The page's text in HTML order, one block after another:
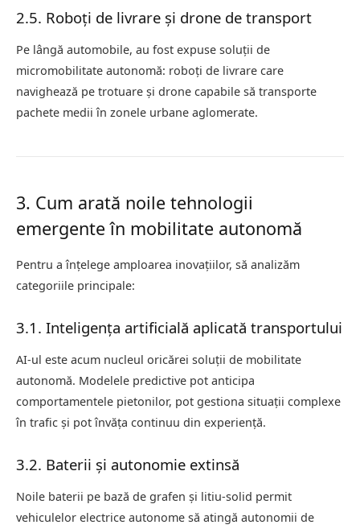
2.5. Roboți de livrare și drone de transport
Pe lângă automobile, au fost expuse soluții de
micromobilitate autonomă: roboți de livrare care
navighează pe trotuare și drone capabile să transporte
pachete medii în zonele urbane aglomerate.
3. Cum arată noile tehnologii
emergente în mobilitate autonomă
Pentru a înțelege amploarea inovațiilor, să analizăm
categoriile principale:
3.1. Inteligența artificială aplicată transportului
AI-ul este acum nucleul oricărei soluții de mobilitate
autonomă. Modelele predictive pot anticipa
comportamentele pietonilor, pot gestiona situații complexe
în trafic și pot învăța continuu din experiență.
3.2. Baterii și autonomie extinsă
Noile baterii pe bază de grafen și litiu-solid permit
vehiculelor electrice autonome să atingă autonomii de